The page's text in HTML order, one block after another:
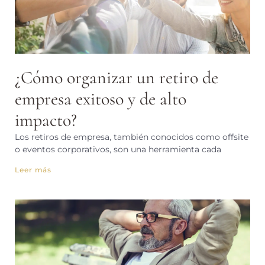
¿Cómo organizar un retiro de
empresa exitoso y de alto
impacto?
Los retiros de empresa, también conocidos como offsite
o eventos corporativos, son una herramienta cada
Leer más